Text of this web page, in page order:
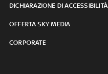
DICHIARAZIONE DI ACCESSIBILITÀ
OFFERTA SKY MEDIA
CORPORATE